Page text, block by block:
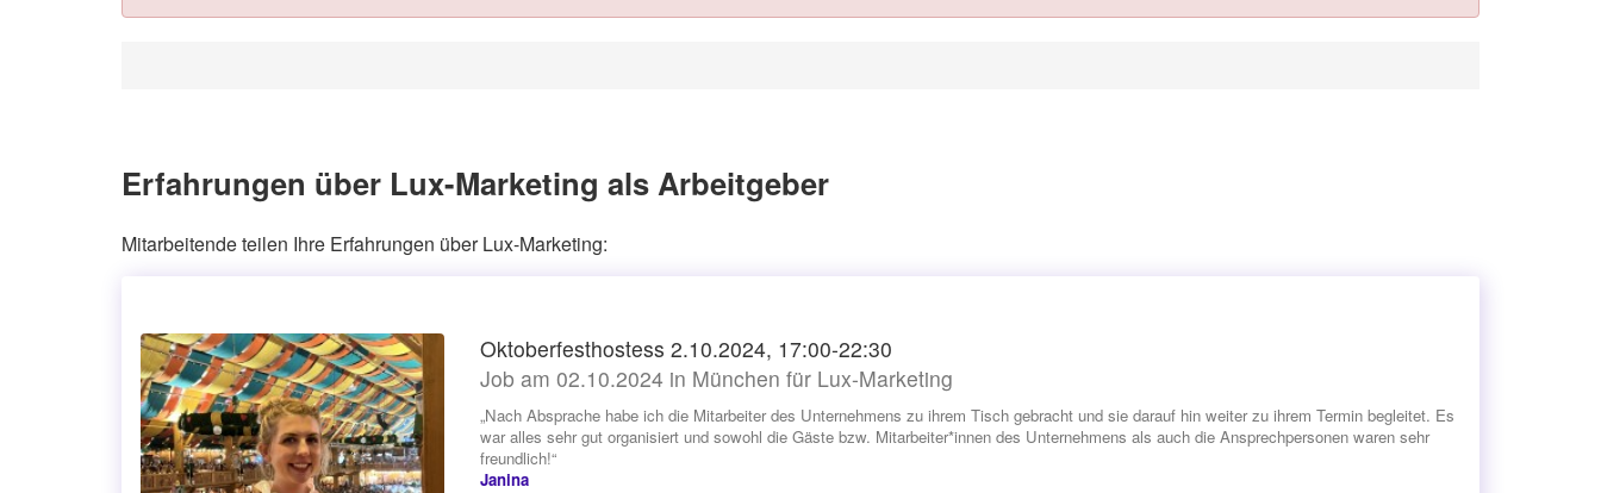
Erfahrungen über Lux-Marketing als Arbeitgeber
Mitarbeitende teilen Ihre Erfahrungen über Lux-Marketing:
Oktoberfesthostess 2.10.2024, 17:00-22:30
Job am 02.10.2024 in München für Lux-Marketing
„Nach Absprache habe ich die Mitarbeiter des Unternehmens zu ihrem Tisch gebracht und sie darauf hin weiter zu ihrem Termin begleitet. Es
war alles sehr gut organisiert und sowohl die Gäste bzw. Mitarbeiter*innen des Unternehmens als auch die Ansprechpersonen waren sehr
freundlich!“
Janina